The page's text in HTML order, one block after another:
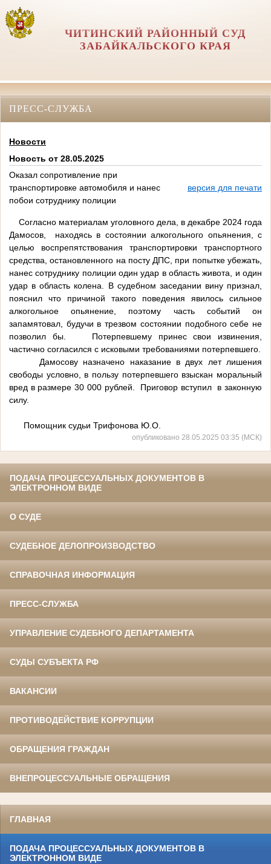
ЧИТИНСКИЙ РАЙОННЫЙ СУД
ЗАБАЙКАЛЬСКОГО КРАЯ
ПРЕСС-СЛУЖБА
Новости
Новость от 28.05.2025
Оказал сопротивление при
транспортировке автомобиля и нанес
побои сотруднику полиции
версия для печати
Согласно материалам уголовного дела, в декабре 2024 года
Дамосов, находясь в состоянии алкогольного опьянения, с
целью воспрепятствования транспортировки транспортного
средства, остановленного на посту ДПС, при попытке убежать,
нанес сотруднику полиции один удар в область живота, и один
удар в область колена. В судебном заседании вину признал,
пояснил что причиной такого поведения явилось сильное
алкогольное опьянение, поэтому часть событий он
запамятовал, будучи в трезвом состоянии подобного себе не
позволил бы. Потерпевшему принес свои извинения,
частично согласился с исковыми требованиями потерпевшего.
Дамосову назначено наказание в двух лет лишения
свободы условно, в пользу потерпевшего взыскан моральный
вред в размере 30 000 рублей. Приговор вступил в законную
силу.
Помощник судьи Трифонова Ю.О.
опубликовано 28.05.2025 03:35 (МСК)
ПОДАЧА ПРОЦЕССУАЛЬНЫХ ДОКУМЕНТОВ В
ЭЛЕКТРОННОМ ВИДЕ
О СУДЕ
СУДЕБНОЕ ДЕЛОПРОИЗВОДСТВО
СПРАВОЧНАЯ ИНФОРМАЦИЯ
ПРЕСС-СЛУЖБА
УПРАВЛЕНИЕ СУДЕБНОГО ДЕПАРТАМЕНТА
СУДЫ СУБЪЕКТА РФ
ВАКАНСИИ
ПРОТИВОДЕЙСТВИЕ КОРРУПЦИИ
ОБРАЩЕНИЯ ГРАЖДАН
ВНЕПРОЦЕССУАЛЬНЫЕ ОБРАЩЕНИЯ
ГЛАВНАЯ
ПОДАЧА ПРОЦЕССУАЛЬНЫХ ДОКУМЕНТОВ В
ЭЛЕКТРОННОМ ВИДЕ